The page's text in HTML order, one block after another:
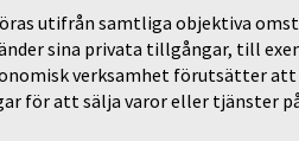
utifrån samtliga objektiva
sina privata tillgångar, till
verksamhet förutsätter
för att sälja varor eller tjänster